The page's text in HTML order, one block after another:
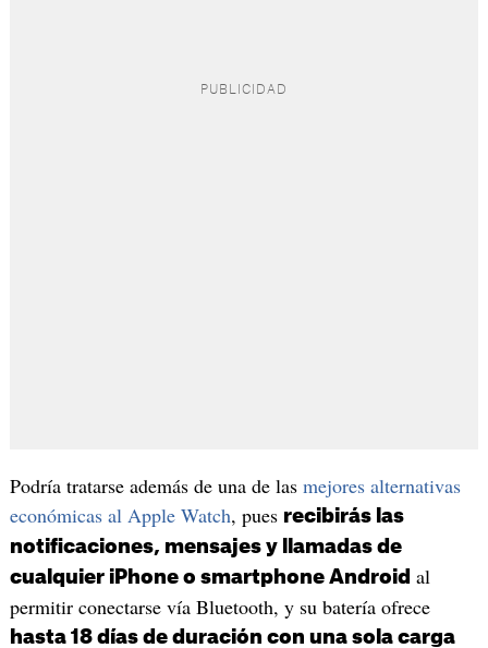
Podría tratarse además de una de las mejores alternativas
económicas al Apple Watch, pues recibirás las
notificaciones, mensajes y llamadas de
cualquier iPhone o smartphone Android al
permitir conectarse vía Bluetooth, y su batería ofrece
hasta 18 días de duración con una sola carga